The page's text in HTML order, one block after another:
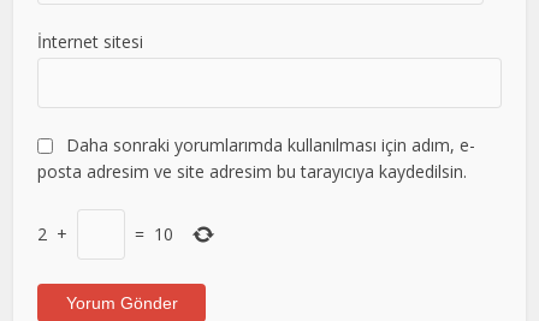
İnternet sitesi
Daha sonraki yorumlarımda kullanılması için adım, e-
posta adresim ve site adresim bu tarayıcıya kaydedilsin.
2 + = 10